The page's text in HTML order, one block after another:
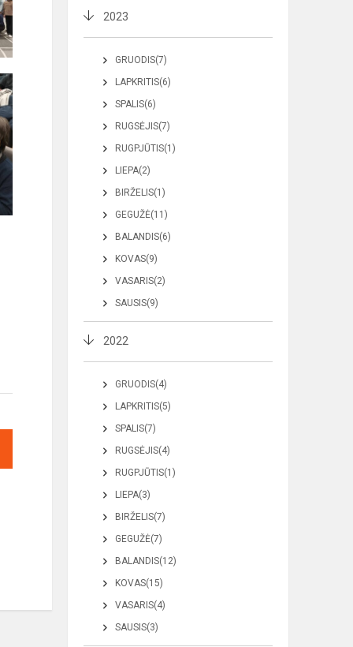
2023
GRUODIS(7)
LAPKRITIS(6)
SPALIS(6)
RUGSĖJIS(7)
RUGPJŪTIS(1)
LIEPA(2)
BIRŽELIS(1)
GEGUŽĖ(11)
BALANDIS(6)
KOVAS(9)
VASARIS(2)
SAUSIS(9)
2022
GRUODIS(4)
LAPKRITIS(5)
SPALIS(7)
RUGSĖJIS(4)
RUGPJŪTIS(1)
LIEPA(3)
BIRŽELIS(7)
GEGUŽĖ(7)
BALANDIS(12)
KOVAS(15)
VASARIS(4)
SAUSIS(3)